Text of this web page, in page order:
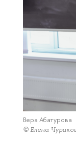
Вера Абатурова
© Елена